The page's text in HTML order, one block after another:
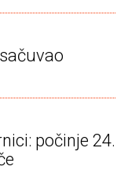
počinje 24.